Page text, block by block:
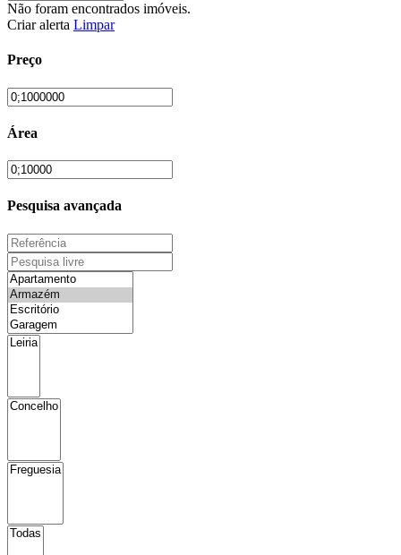
Não foram encontrados imóveis.
Criar alerta Limpar
Preço
Área
Pesquisa avançada